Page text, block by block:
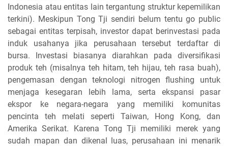
Indonesia atau entitas lain tergantung struktur kepemilikan
terkini). Meskipun Tong Tji sendiri belum tentu go public
sebagai entitas terpisah, investor dapat berinvestasi pada
induk usahanya jika perusahaan tersebut terdaftar di
bursa. Investasi biasanya diarahkan pada diversifikasi
produk teh (misalnya teh hitam, teh hijau, teh rasa buah),
pengemasan dengan teknologi nitrogen flushing untuk
menjaga kesegaran lebih lama, serta ekspansi pasar
ekspor ke negara-negara yang memiliki komunitas
pencinta teh melati seperti Taiwan, Hong Kong, dan
Amerika Serikat. Karena Tong Tji memiliki merek yang
sudah mapan dan dikenal luas, perusahaan ini menarik